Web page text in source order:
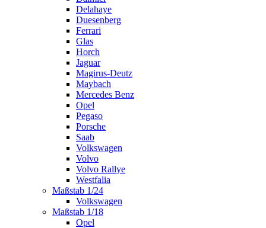
Delahaye
Duesenberg
Ferrari
Glas
Horch
Jaguar
Magirus-Deutz
Maybach
Mercedes Benz
Opel
Pegaso
Porsche
Saab
Volkswagen
Volvo
Volvo Rallye
Westfalia
Maßstab 1/24
Volkswagen
Maßstab 1/18
Opel